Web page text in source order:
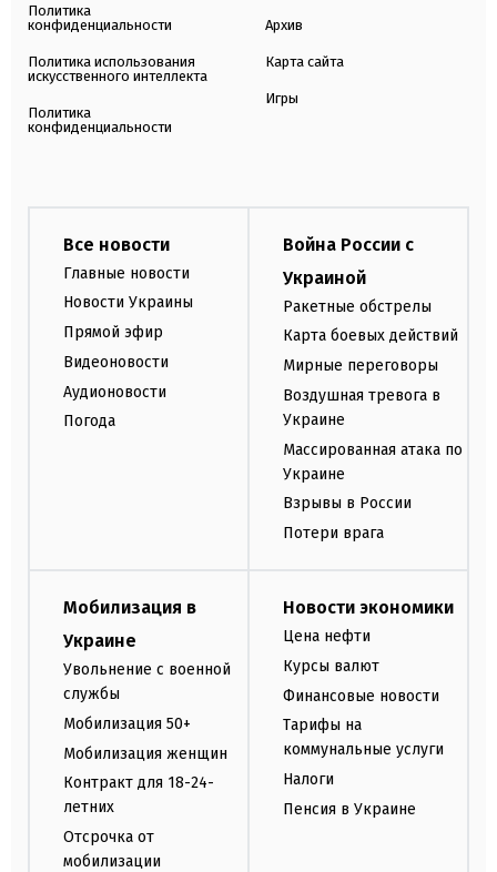
Политика
конфиденциальности
Политика использования
искусственного интеллекта
Политика
конфиденциальности
Архив
Карта сайта
Игры
Все новости
Главные новости
Новости Украины
Прямой эфир
Видеоновости
Аудионовости
Погода
Война России с
Украиной
Ракетные обстрелы
Карта боевых действий
Мирные переговоры
Воздушная тревога в
Украине
Массированная атака по
Украине
Взрывы в России
Потери врага
Мобилизация в
Украине
Увольнение с военной
службы
Мобилизация 50+
Мобилизация женщин
Контракт для 18-24-
летних
Отсрочка от
мобилизации
Новости экономики
Цена нефти
Курсы валют
Финансовые новости
Тарифы на
коммунальные услуги
Налоги
Пенсия в Украине